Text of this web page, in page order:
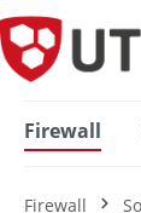
Zur
Firewall
Firewall